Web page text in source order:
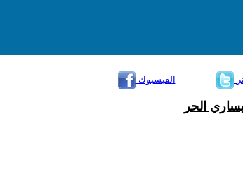
الفيسبوك
الحر